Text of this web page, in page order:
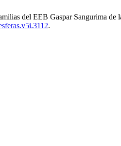
del EEB Gaspar Sangurima de
.